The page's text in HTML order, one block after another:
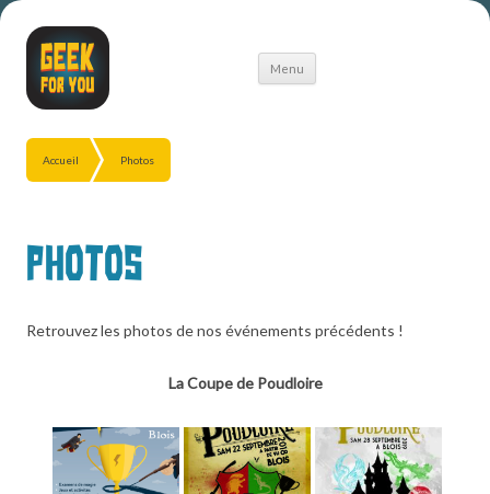
Menu
Aller
Accueil Photos
Photos
Retrouvez les photos de nos événements précédents !
La Coupe de Poudloire